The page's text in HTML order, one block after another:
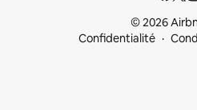
© 2026
Confidentialité